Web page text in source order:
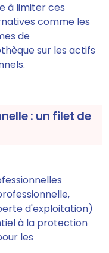
à limiter ces
comme les
de
sur les actifs
: un filet de
d'exploitation)
à la protection
les